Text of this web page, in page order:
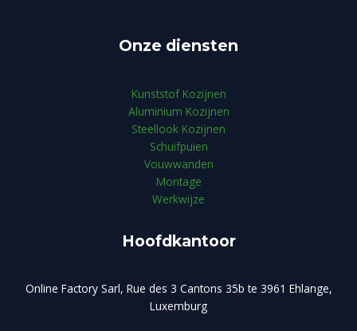
Onze diensten
Kunststof Kozijnen
Aluminium Kozijnen
Steellook Kozijnen
Schuifpuien
Vouwwanden
Montage
Werkwijze
Hoofdkantoor
Online Factory Sarl, Rue des 3 Cantons 35b te 3961 Ehlange,
Luxemburg